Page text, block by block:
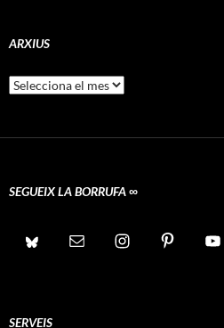
ARXIUS
Arxius
SEGUEIX LA BORRUFA ∞
SERVEIS